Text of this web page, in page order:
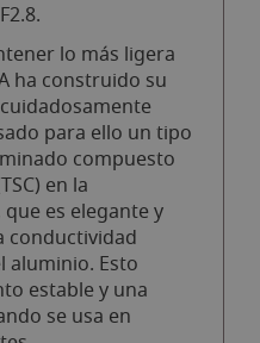
lo más ligera
ha construido su
para ello un tipo
compuesto
en la
es elegante y
conductividad
aluminio. Esto
estable y una
se usa en